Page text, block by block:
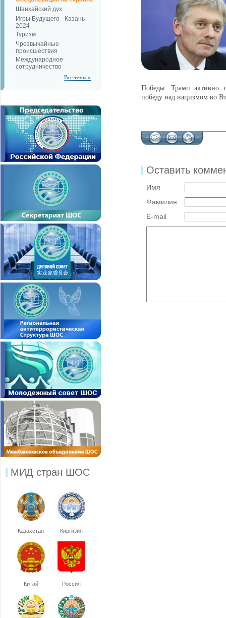
Шанхайский дух
Игры Будущего - Казань
2024
Туризм
Чрезвычайные
происшествия
Международное
сотрудничество
Все темы »
МИД стран ШОС
Казахстан Киргизия
Китай Россия
Победы. Трамп активно
победу над нацизмом во
Оставить
Имя
Фамилия
E-mail